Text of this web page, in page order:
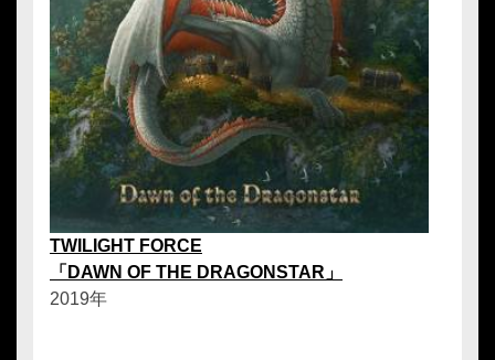
TWILIGHT FORCE
「DAWN OF THE DRAGONSTAR」
2019年